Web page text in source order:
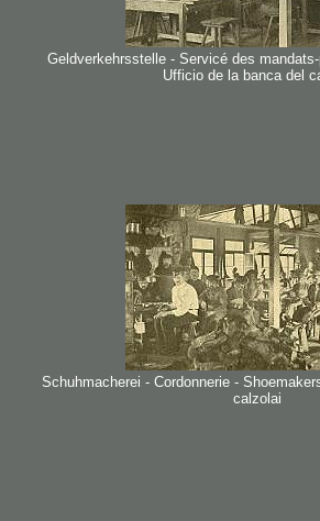
Geldverkehrsstelle - Servicé des
Ufficio de la banca del
Schuhmacherei - Cordonnerie -
calzolai